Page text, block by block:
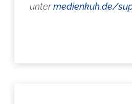
untermedienkuh.de/